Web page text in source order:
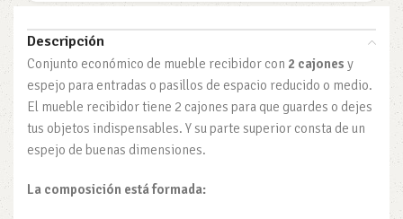
Descripción
Conjunto económico de mueble recibidor con 2 cajones y
espejo para entradas o pasillos de espacio reducido o medio.
El mueble recibidor tiene 2 cajones para que guardes o dejes
tus objetos indispensables. Y su parte superior consta de un
espejo de buenas dimensiones.
La composición está formada: